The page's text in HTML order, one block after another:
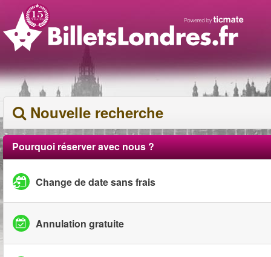
Nouvelle recherche
Pourquoi réserver avec nous ?
Change de date sans frais
Annulation gratuite